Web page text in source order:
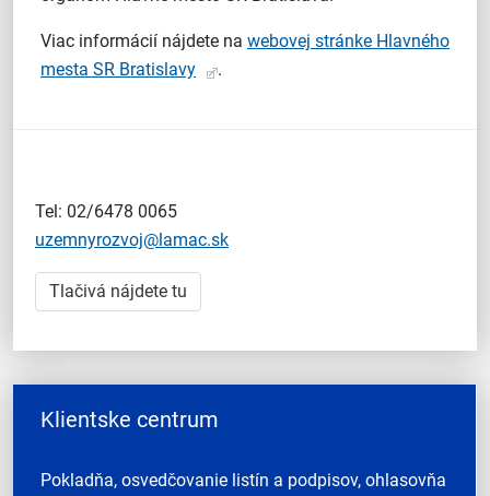
Viac informácií nájdete na webovej stránke Hlavného
mesta SR Bratislavy
.
Tel: 02/6478 0065
uzemnyrozvoj@lamac.sk
Tlačivá nájdete tu
Klientske centrum
Pokladňa, osvedčovanie listín a podpisov, ohlasovňa